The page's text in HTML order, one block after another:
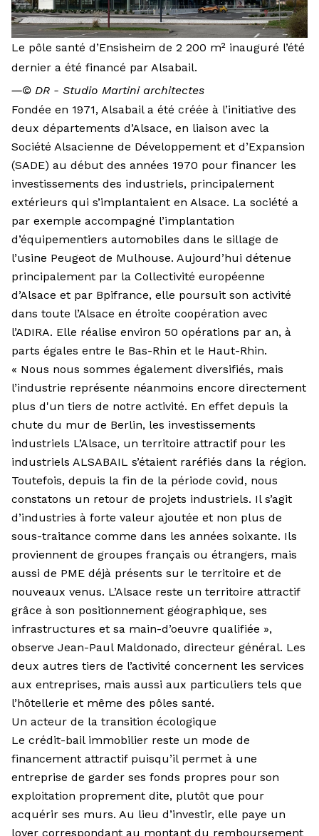
Le pôle santé d’Ensisheim de 2 200 m² inauguré l’été
dernier a été financé par Alsabail.
―© DR - Studio Martini architectes
Fondée en 1971, Alsabail a été créée à l’initiative des
deux départements d’Alsace, en liaison avec la
Société Alsacienne de Développement et d’Expansion
(SADE) au début des années 1970 pour financer les
investissements des industriels, principalement
extérieurs qui s’implantaient en Alsace. La société a
par exemple accompagné l’implantation
d’équipementiers automobiles dans le sillage de
l’usine Peugeot de Mulhouse. Aujourd’hui détenue
principalement par la Collectivité européenne
d’Alsace et par Bpifrance, elle poursuit son activité
dans toute l’Alsace en étroite coopération avec
l’ADIRA. Elle réalise environ 50 opérations par an, à
parts égales entre le Bas-Rhin et le Haut-Rhin.
« Nous nous sommes également diversifiés, mais
l’industrie représente néanmoins encore directement
plus d'un tiers de notre activité. En effet depuis la
chute du mur de Berlin, les investissements
industriels L’Alsace, un territoire attractif pour les
industriels ALSABAIL s’étaient raréfiés dans la région.
Toutefois, depuis la fin de la période covid, nous
constatons un retour de projets industriels. Il s’agit
d’industries à forte valeur ajoutée et non plus de
sous-traitance comme dans les années soixante. Ils
proviennent de groupes français ou étrangers, mais
aussi de PME déjà présents sur le territoire et de
nouveaux venus. L’Alsace reste un territoire attractif
grâce à son positionnement géographique, ses
infrastructures et sa main-d’oeuvre qualifiée »,
observe Jean-Paul Maldonado, directeur général. Les
deux autres tiers de l’activité concernent les services
aux entreprises, mais aussi aux particuliers tels que
l’hôtellerie et même des pôles santé.
Un acteur de la transition écologique
Le crédit-bail immobilier reste un mode de
financement attractif puisqu’il permet à une
entreprise de garder ses fonds propres pour son
exploitation proprement dite, plutôt que pour
acquérir ses murs. Au lieu d’investir, elle paye un
loyer correspondant au montant du remboursement